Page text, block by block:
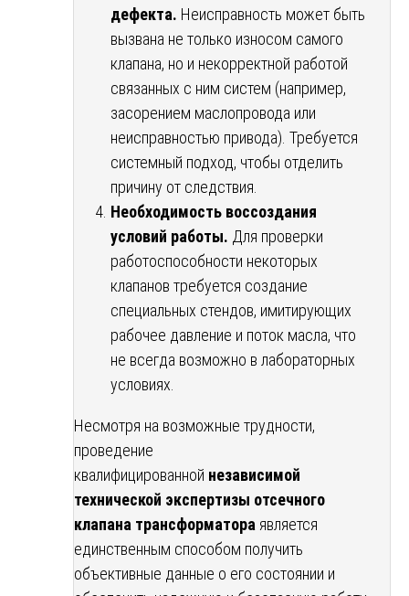
дефекта. Неисправность может быть
вызвана не только износом самого
клапана, но и некорректной работой
связанных с ним систем (например,
засорением маслопровода или
неисправностью привода). Требуется
системный подход, чтобы отделить
причину от следствия.
Необходимость воссоздания
условий работы. Для проверки
работоспособности некоторых
клапанов требуется создание
специальных стендов, имитирующих
рабочее давление и поток масла, что
не всегда возможно в лабораторных
условиях.
Несмотря на возможные трудности,
проведение
квалифицированной независимой
технической экспертизы отсечного
клапана трансформатора является
единственным способом получить
объективные данные о его состоянии и